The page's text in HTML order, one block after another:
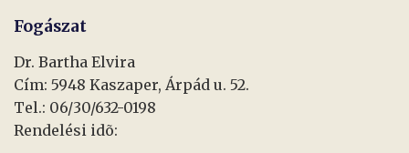
Fogászat
Dr. Bartha Elvira
Cím: 5948 Kaszaper, Árpád u. 52.
Tel.: 06/30/632-0198
Rendelési idõ: